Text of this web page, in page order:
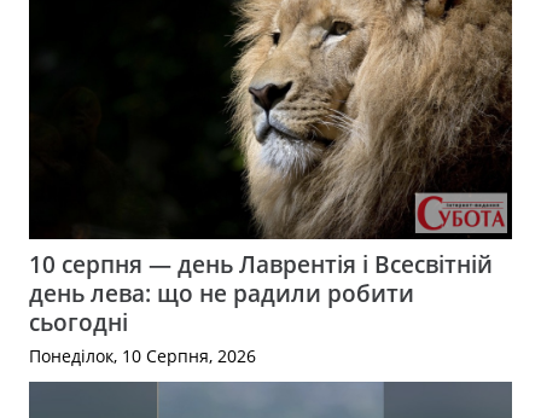
10 серпня — день Лаврентія і Всесвітній
день лева: що не радили робити
сьогодні
Понеділок, 10 Серпня, 2026